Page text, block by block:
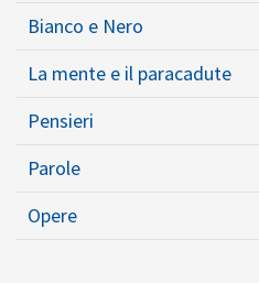
Bianco e Nero
La mente e il paracadute
Pensieri
Parole
Opere